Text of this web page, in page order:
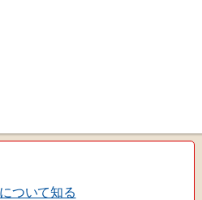
ついて知る